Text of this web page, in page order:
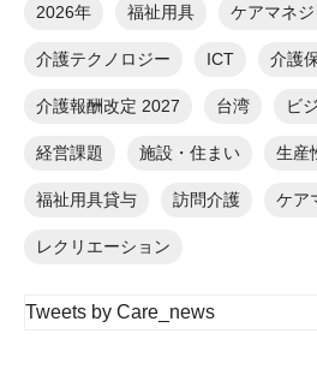
2026年 福祉用具 ケアマネ
介護テクノロジー ICT 介護
介護報酬改定 2027 台湾 ビ
経営課題 施設・住まい 生産
福祉用具貸与 訪問介護 ケア
レクリエーション
Tweets by Care_news